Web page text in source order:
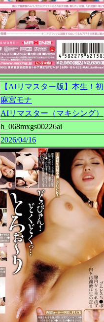
【AIリマスター版】本生！
麻宮モナ
AIリマスター（マキシング）
h_068mxgs00226ai
2026/04/16